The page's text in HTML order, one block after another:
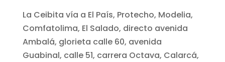
La Ceibita vía a El País, Protecho, Modelia,
Comfatolima, El Salado, directo avenida
Ambalá, glorieta calle 60, avenida
Guabinal, calle 51, carrera Octava, Calarcá,